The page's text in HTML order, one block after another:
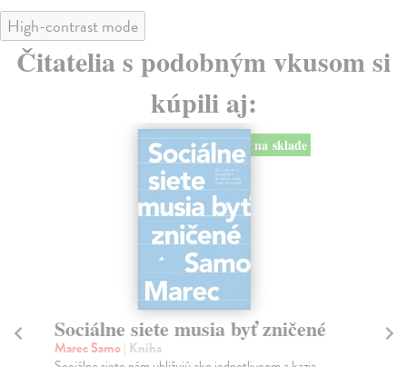
High-contrast mode
Čitatelia s podobným vkusom si
kúpili aj:
na sklade
Sociálne siete musia byť zničené
Marec Samo| Kniha